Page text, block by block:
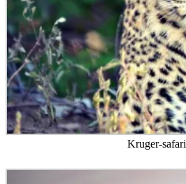
Kruger-safari